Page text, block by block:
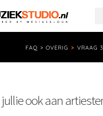
FAQ > OVERIG > VRAAG
jullie ook aan